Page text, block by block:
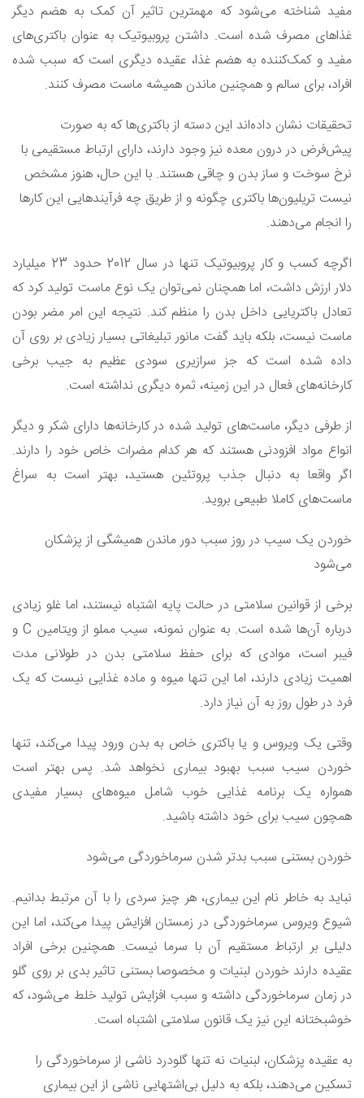
مفید شناخته می‌شود که مهمترین تاثیر آن کمک به هضم دیگر
غذاهای مصرف شده است. داشتن پروبیوتیک به عنوان باکتری‌های
مفید و کمک‌کننده به هضم غذا، عقیده دیگری است که سبب شده
افراد، برای سالم و همچنین ماندن همیشه ماست مصرف کنند.
تحقیقات نشان داده‌اند این دسته از باکتری‌ها که به صورت
پیش‌فرض در درون معده نیز وجود دارند، دارای ارتباط مستقیمی با
نرخ سوخت و ساز بدن و چاقی هستند. با این حال، هنوز مشخص
نیست تریلیون‌ها باکتری چگونه و از طریق چه فرآیندهایی این کارها
را انجام می‌دهند.
اگرچه کسب و کار پروبیوتیک تنها در سال 2012 حدود 23 میلیارد
دلار ارزش داشت، اما همچنان نمی‌توان یک نوع ماست تولید کرد که
تعادل باکتریایی داخل بدن را منظم کند. نتیجه این امر مضر بودن
ماست نیست، بلکه باید گفت مانور تبلیغاتی بسیار زیادی بر روی آن
داده شده است که جز سرازیری سودی عظیم به جیب برخی
کارخانه‌های فعال در این زمینه، ثمره دیگری نداشته است.
از طرفی دیگر، ماست‌های تولید شده در کارخانه‌ها دارای شکر و دیگر
انواع مواد افزودنی هستند که هر کدام مضرات خاص خود را دارند.
اگر واقعا به دنبال جذب پروتئین هستید، بهتر است به سراغ
ماست‌های کاملا طبیعی بروید.
خوردن یک سیب در روز سبب دور ماندن همیشگی از پزشکان
می‌شود
برخی از قوانین سلامتی در حالت پایه اشتباه نیستند، اما غلو زیادی
درباره آن‌ها شده است. به عنوان نمونه، سیب مملو از ویتامین C و
فیبر است، موادی که برای حفظ سلامتی بدن در طولانی مدت
اهمیت زیادی دارند، اما این تنها میوه و ماده غذایی نیست که یک
فرد در طول روز به آن نیاز دارد.
وقتی یک ویروس و یا باکتری خاص به بدن ورود پیدا می‌کند، تنها
خوردن سیب سبب بهبود بیماری نخواهد شد. پس بهتر است
همواره یک برنامه غذایی خوب شامل میوه‌های بسیار مفیدی
همچون سیب برای خود داشته باشید.
خوردن بستنی سبب بدتر شدن سرماخوردگی می‌شود
نباید به خاطر نام این بیماری، هر چیز سردی را با آن مرتبط بدانیم.
شیوع ویروس سرماخوردگی در زمستان افزایش پیدا می‌کند، اما این
دلیلی بر ارتباط مستقیم آن با سرما نیست. همچنین برخی افراد
عقیده دارند خوردن لبنیات و مخصوصا بستنی تاثیر بدی بر روی گلو
در زمان سرماخوردگی داشته و سبب افزایش تولید خلط می‌شود، که
خوشبختانه این نیز یک قانون سلامتی اشتباه است.
به عقیده پزشکان، لبنیات نه تنها گلودرد ناشی از سرماخوردگی را
تسکین می‌دهند، بلکه به دلیل بی‌اشتهایی ناشی از این بیماری